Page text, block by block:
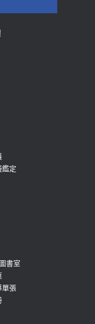
！這幾項檢
點可逆轉
坦言：不
老人小
兆
苗】門診
鑑定
書室
單張